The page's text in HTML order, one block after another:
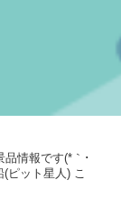
情報です(*｀･
ピット星人) こ